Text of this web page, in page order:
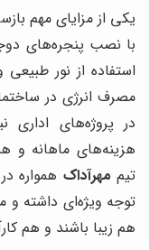
یکی از مزایای مهم
با نصب پنجره‌های
استفاده از نور
مصرف انرژی در
در پروژه‌های اداری
هزینه‌های ماهانه و
تیم مهرآداک همواره
توجه ویژه‌ای داشته و
هم زیبا باشند و هم